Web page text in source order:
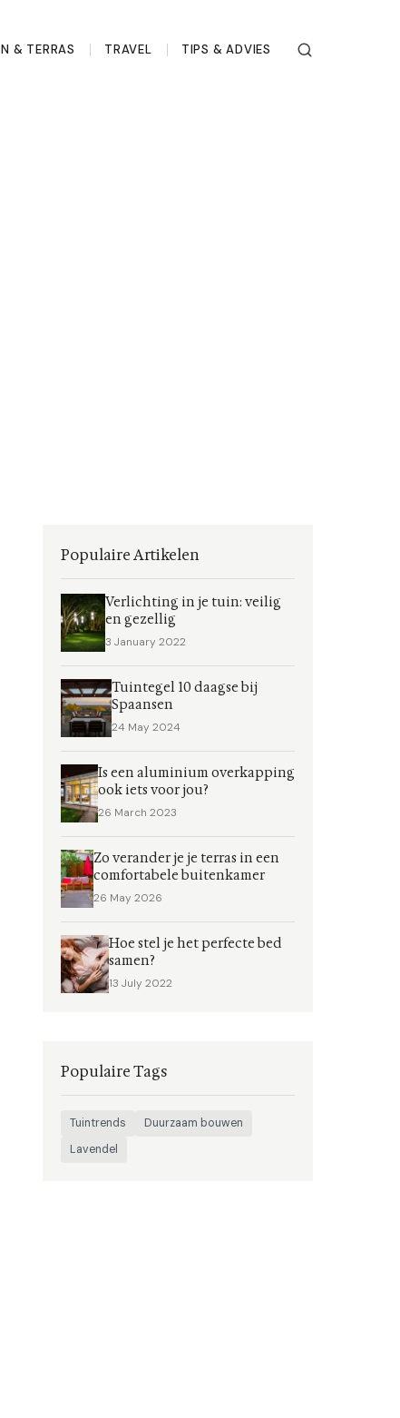
& TERRAS TRAVEL TIPS & ADVIES
Populaire Artikelen
Verlichting in je tuin: veilig
en gezellig
3 January 2022
Tuintegel 10 daagse bij
Spaansen
24 May 2024
Is een aluminium overkapping
ook iets voor jou?
26 March 2023
Zo verander je je terras in een
comfortabele buitenkamer
26 May 2026
Hoe stel je het perfecte bed
samen?
13 July 2022
Populaire Tags
Tuintrends
Duurzaam bouwen
Lavendel